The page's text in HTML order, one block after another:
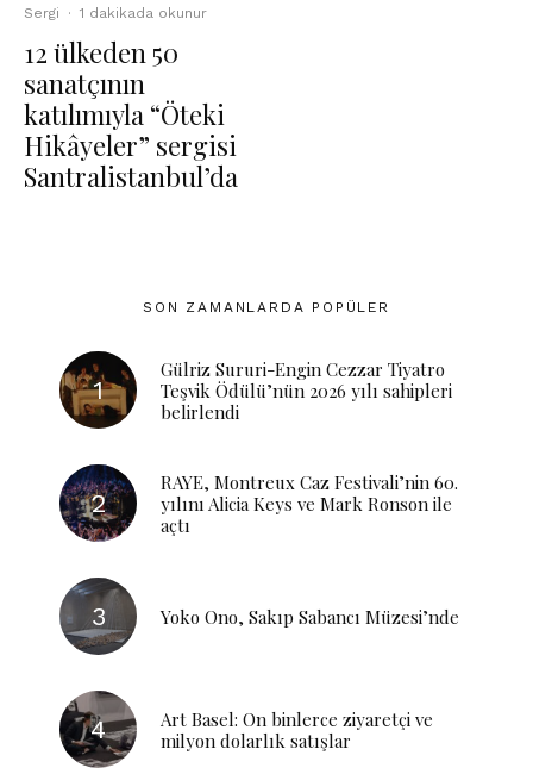
Sergi · 1 dakikada okunur
12 ülkeden 50
sanatçının
katılımıyla “Öteki
Hikâyeler” sergisi
Santralistanbul’da
SON ZAMANLARDA POPÜLER
Gülriz Sururi-Engin Cezzar Tiyatro
Teşvik Ödülü’nün 2026 yılı sahipleri
belirlendi
RAYE, Montreux Caz Festivali’nin 60.
yılını Alicia Keys ve Mark Ronson ile
açtı
Yoko Ono, Sakıp Sabancı Müzesi’nde
Art Basel: On binlerce ziyaretçi ve
milyon dolarlık satışlar